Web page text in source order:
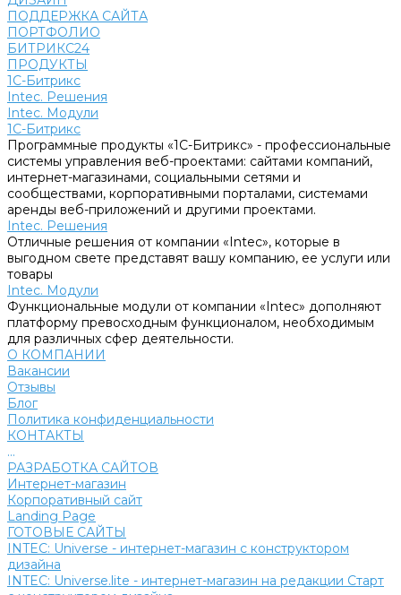
ПОДДЕРЖКА САЙТА
ПОРТФОЛИО
БИТРИКС24
ПРОДУКТЫ
1С-Битрикс
Intec. Решения
Intec. Модули
1С-Битрикс
Программные продукты «1С-Битрикс» - профессиональные
системы управления веб-проектами: сайтами компаний,
интернет-магазинами, социальными сетями и
сообществами, корпоративными порталами, системами
аренды веб-приложений и другими проектами.
Intec. Решения
Отличные решения от компании «Intec», которые в
выгодном свете представят вашу компанию, ее услуги или
товары
Intec. Модули
Функциональные модули от компании «Intec» дополняют
платформу превосходным функционалом, необходимым
для различных сфер деятельности.
О КОМПАНИИ
Вакансии
Отзывы
Блог
Политика конфиденциальности
КОНТАКТЫ
...
РАЗРАБОТКА САЙТОВ
Интернет-магазин
Корпоративный сайт
Landing Page
ГОТОВЫЕ САЙТЫ
INTEC: Universe - интернет-магазин с конструктором
дизайна
INTEC: Universe.lite - интернет-магазин на редакции Старт